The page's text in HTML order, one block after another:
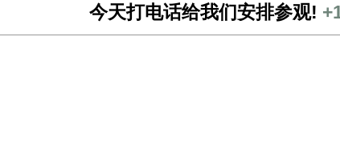
今天打电话给我们安排参观!